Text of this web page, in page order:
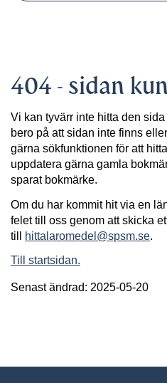
404 - sidan
Vi kan tyvärr inte hitta den
bero på att sidan inte finns
gärna sökfunktionen för att
uppdatera gärna gamla
sparat bokmärke.
Om du har kommit hit via en
felet till oss genom att skicka
till
hittalaromedel@spsm.se.
Till startsidan.
Senast ändrad: 2025-05-20